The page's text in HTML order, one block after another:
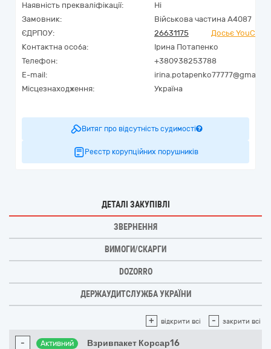
Наявність прекваліфікації:
Ні
Замовник:
Військова частина А4087
ЄДРПОУ:
26631175
Досьє
Контактна особа:
Ірина Потапенко
Телефон:
+380938253788
E-mail:
Місцезнаходження:
Україна
Витяг про відсутність судимості
Реєстр корупційних порушників
ДЕТАЛІ ЗАКУПІВЛІ
ЗВЕРНЕННЯ
ВИМОГИ/СКАРГИ
DOZORRO
ДЕРЖАУДИТСЛУЖБА УКРАЇНИ
+ відкрити всі - закрити всі
- Активний Взривпакет Корсар16